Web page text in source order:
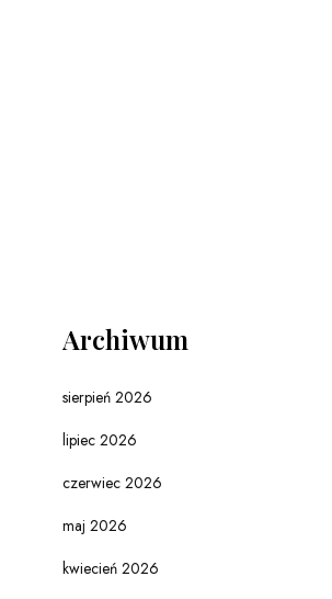
Archiwum
sierpień 2026
lipiec 2026
czerwiec 2026
maj 2026
kwiecień 2026